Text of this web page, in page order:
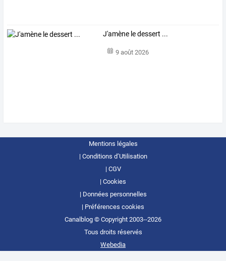
J'amène le dessert ...
9 août 2026
Mentions légales
Conditions d’Utilisation
CGV
Cookies
Données personnelles
Préférences cookies
Canalblog © Copyright 2003--2026
Tous droits réservés
Webedia